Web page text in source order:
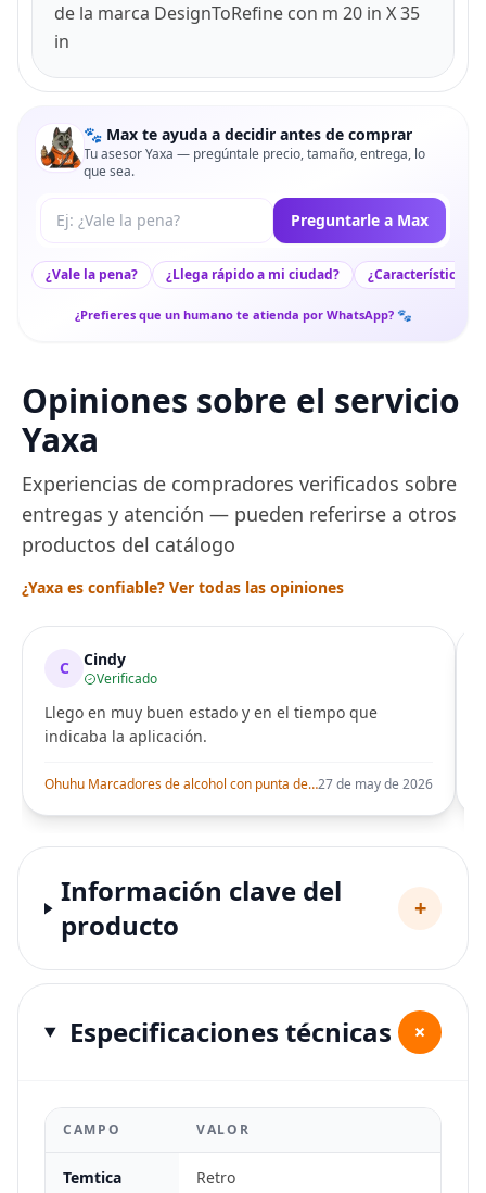
de la marca DesignToRefine con m 20 in X 35
in
🐾 Max te ayuda a decidir antes de comprar
Tu asesor Yaxa — pregúntale precio, tamaño, entrega, lo
que sea.
Tu pregunta a Max Preguntarle a Max
¿Vale la pena? ¿Llega rápido a mi ciudad? ¿Características
¿Prefieres que un humano te atienda por WhatsApp? 🐾
Opiniones sobre el servicio
Yaxa
Experiencias de compradores verificados sobre
entregas y atención — pueden referirse a otros
productos del catálogo
¿Yaxa es confiable? Ver todas las opiniones
C Cindy
Verificado
Llego en muy buen estado y en el tiempo que
indicaba la aplicación.
Ohuhu Marcadores de alcohol con punta de pincel – Juego de marcadores artísticos de doble punta con certificación AP para artistas adultos27 de may de 2026
Información clave del
producto
+
Especificaciones técnicas +
CAMPO VALOR
Temtica Retro